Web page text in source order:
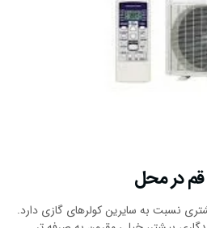
قم در محل
نسبت به سایرین کولرهای گازی دارد.